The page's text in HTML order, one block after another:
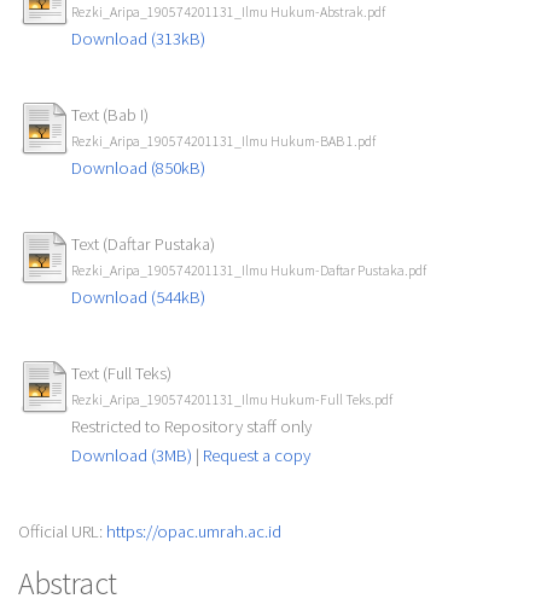
Rezki_Aripa_190574201131_Ilmu Hukum-Abstrak.pdf
Download (313kB)
Text (Bab I)
Rezki_Aripa_190574201131_Ilmu Hukum-BAB 1.pdf
Download (850kB)
Text (Daftar Pustaka)
Rezki_Aripa_190574201131_Ilmu Hukum-Daftar Pustaka.pdf
Download (544kB)
Text (Full Teks)
Rezki_Aripa_190574201131_Ilmu Hukum-Full Teks.pdf
Restricted to Repository staff only
Download (3MB) | Request a copy
Official URL: https://opac.umrah.ac.id
Abstract